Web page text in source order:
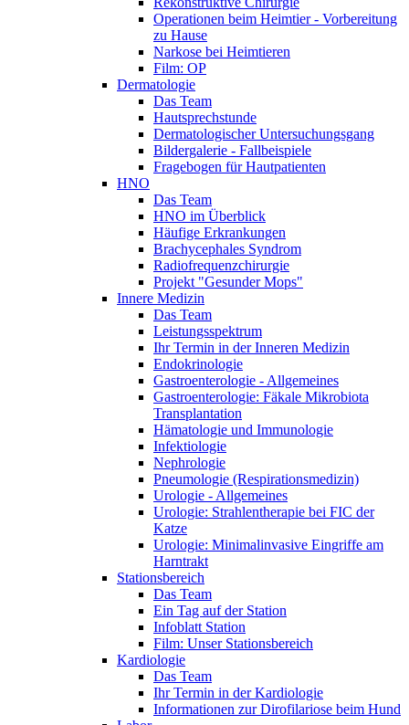
Operationen beim Heimtier - Vorbereitung
zu Hause
Narkose bei Heimtieren
Film: OP
Dermatologie
Das Team
Hautsprechstunde
Dermatologischer Untersuchungsgang
Bildergalerie - Fallbeispiele
Fragebogen für Hautpatienten
HNO
Das Team
HNO im Überblick
Häufige Erkrankungen
Brachycephales Syndrom
Radiofrequenzchirurgie
Projekt "Gesunder Mops"
Innere Medizin
Das Team
Leistungsspektrum
Ihr Termin in der Inneren Medizin
Endokrinologie
Gastroenterologie - Allgemeines
Gastroenterologie: Fäkale Mikrobiota
Transplantation
Hämatologie und Immunologie
Infektiologie
Nephrologie
Pneumologie (Respirationsmedizin)
Urologie - Allgemeines
Urologie: Strahlentherapie bei FIC der
Katze
Urologie: Minimalinvasive Eingriffe am
Harntrakt
Stationsbereich
Das Team
Ein Tag auf der Station
Infoblatt Station
Film: Unser Stationsbereich
Kardiologie
Das Team
Ihr Termin in der Kardiologie
Informationen zur Dirofilariose beim Hund